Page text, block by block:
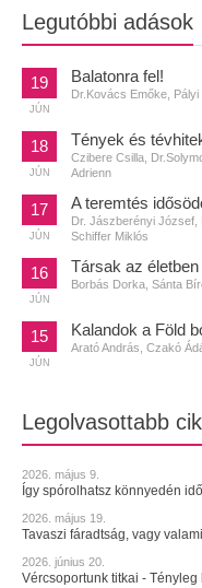
Legutóbbi adások
19
JÚN
Balatonra fel!
Dr.Kovács Emőke,
18
JÚN
Tények és
Czibere Csilla,
Adrienn
17
JÚN
A teremtés
Dr. Jászberényi József,
Schiffer Miklós
16
JÚN
Társak az
Borbás Dorka, Sánta
15
JÚN
Kalandok a Föld
Arató András, Czakó
Legolvasottabb
2026. május 9.
Így spórolhatsz könnyedén
2026. május 19.
Tavaszi fáradtság, vagy
2026. június 20.
Vércsoportunk titkai -